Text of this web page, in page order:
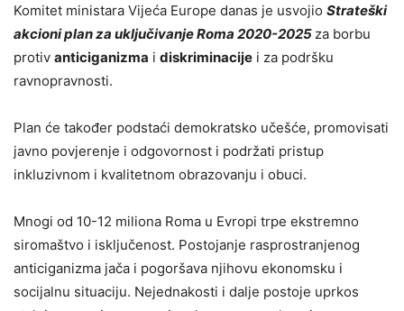
Komitet ministara Vijeća Europe danas je usvojio Strateški
akcioni plan za uključivanje Roma 2020-2025 za borbu
protiv anticiganizma i diskriminacije i za podršku
ravnopravnosti.
Plan će također podstaći demokratsko učešće, promovisati
javno povjerenje i odgovornost i podržati pristup
inkluzivnom i kvalitetnom obrazovanju i obuci.
Mnogi od 10-12 miliona Roma u Evropi trpe ekstremno
siromaštvo i isključenost. Postojanje rasprostranjenog
anticiganizma jača i pogoršava njihovu ekonomsku i
socijalnu situaciju. Nejednakosti i dalje postoje uprkos